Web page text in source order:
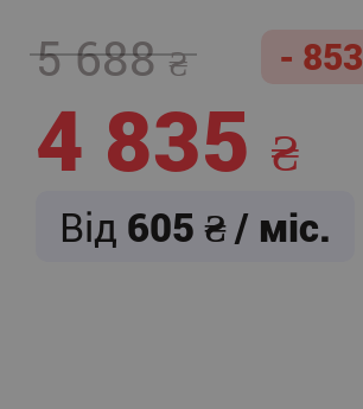
5 688 - 853
4 835
Від 605 / міс.